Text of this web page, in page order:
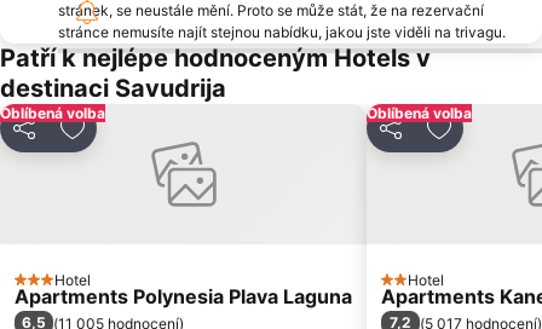
Donji Špadići
Piazzale Zenith
Istrian Riviera
Lignano Riviera Beach
Staro mesto Piran
Kanova
Castello di Duino
Marina Portorož
Slovenska Obala
Poreč 24 hours
Borgo Teresiano
stránek, se neustále mění. Proto se může stát, že na rezervační
stránce nemusíte najít stejnou nabídku, jakou jste viděli na trivagu.
Patří k nejlépe hodnoceným Hotels v
destinaci Savudrija
Oblíbená volba
Sdílet Přidat na seznam oblíbených hotelů
3 Počet hvězdiček
Hotel
Apartments Polynesia Plava Laguna
6,5 (11 005 hodnocení)
Oblíbená volba
Sdílet Přidat na
2 Počet hvězdiček
Hotel
Apartments
7,2 (5 017 hodnocení)